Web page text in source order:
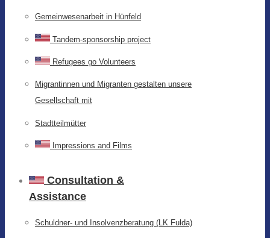
Gemeinwesenarbeit in Hünfeld
Tandem-sponsorship project
Refugees go Volunteers
Migrantinnen und Migranten gestalten unsere
Gesellschaft mit
Stadtteilmütter
Impressions and Films
Consultation &
Assistance
Schuldner- und Insolvenzberatung (LK Fulda)